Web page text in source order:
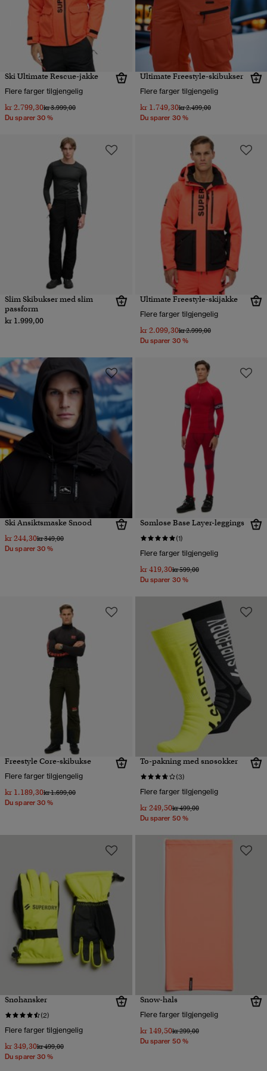
Ski Ultimate Rescue-jakke
Flere farger tilgjengelig
kr 2.799,30Pris nedsatt fra
kr 3.999,00til
Du sparer 30 %
Ultimate Freestyle-skibukser
Flere farger tilgjengelig
kr 1.749,30Pris nedsatt fra
kr 2.499,00til
Du sparer 30 %
Slim Skibukser med slim
passform
kr 1.999,00
Ultimate Freestyle-skijakke
Flere farger tilgjengelig
kr 2.099,30Pris nedsatt fra
kr 2.999,00til
Du sparer 30 %
Ski Ansiktsmaske Snood
kr 244,30Pris nedsatt fra
kr 349,00til
Du sparer 30 %
Sømløse Base Layer-leggings
(1)
Flere farger tilgjengelig
kr 419,30Pris nedsatt fra
kr 599,00til
Du sparer 30 %
Freestyle Core-skibukse
Flere farger tilgjengelig
kr 1.189,30Pris nedsatt fra
kr 1.699,00til
Du sparer 30 %
To-pakning med snøsokker
(3)
Flere farger tilgjengelig
kr 249,50Pris nedsatt fra
kr 499,00til
Du sparer 50 %
Snøhansker
(2)
Flere farger tilgjengelig
kr 349,30Pris nedsatt fra
kr 499,00til
Du sparer 30 %
Snow-hals
Flere farger tilgjengelig
kr 149,50Pris nedsatt fra
kr 299,00til
Du sparer 50 %